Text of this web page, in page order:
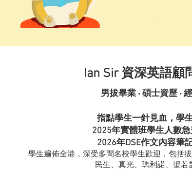
Ian Sir 資深英語顧
男拔畢業 ‧碩士資歷 ‧
指點學生一針見血，學
2025年實體班學生人數
2026年DSE作文內容筆
學生遍佈全港，深受多間名校學生歡迎，包括
民生、真光、瑪利諾、聖